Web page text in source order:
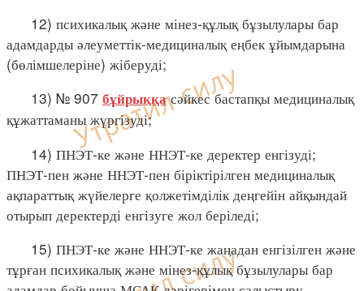
12) психикалық және мінез-құлық бұзылулары бар
адамдарды әлеуметтік-медициналық еңбек ұйымдарына
(бөлімшелеріне) жіберуді;
13) № 907 бұйрыққасәйкес бастапқы медициналық
құжаттаманы жүргізуді;
14) ПНЭТ-ке және ННЭТ-ке деректер енгізуді;
ПНЭТ-пен және ННЭТ-пен біріктірілген медициналық
ақпараттық жүйелерге қолжетімділік деңгейін айқындай
отырып деректерді енгізуге жол беріледі;
15) ПНЭТ-ке және ННЭТ-ке жаңадан енгізілген және
тұрған психикалық және мінез-құлық бұзылулары бар